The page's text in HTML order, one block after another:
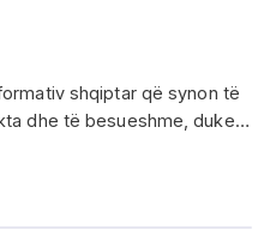
shqiptar që synon të
dhe të besueshme, duke
i punës sonë janë
sociale, denoncimet
drejtpërdrejt jetën e